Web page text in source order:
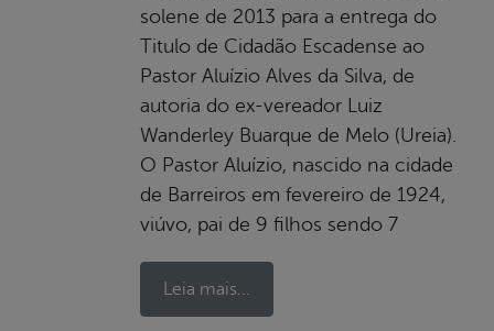
solene de 2013 para a entrega do
Titulo de Cidadão Escadense ao
Pastor Aluízio Alves da Silva, de
autoria do ex-vereador Luiz
Wanderley Buarque de Melo (Ureia).
O Pastor Aluízio, nascido na cidade
de Barreiros em fevereiro de 1924,
viúvo, pai de 9 filhos sendo 7
Leia mais...